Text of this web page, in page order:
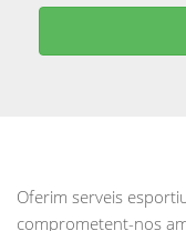
Oferim serveis
comprometent-nos